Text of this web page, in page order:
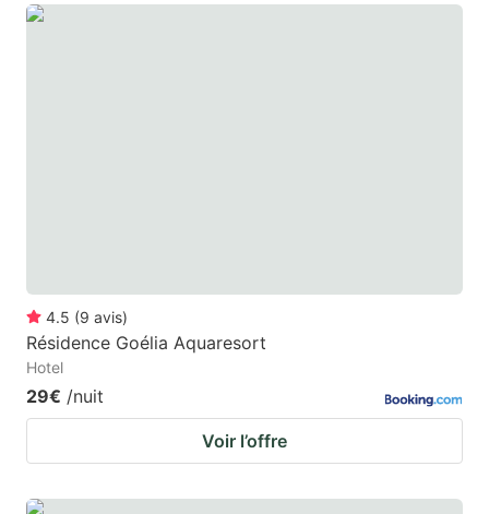
4.5 (9 avis)
Résidence Goélia Aquaresort
Hotel
29€ /nuit
Voir l’offre